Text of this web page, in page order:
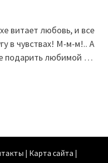
витает любовь, и все
в чувствах! М-м-м!.. А
подарить любимой …
| Карта сайта |